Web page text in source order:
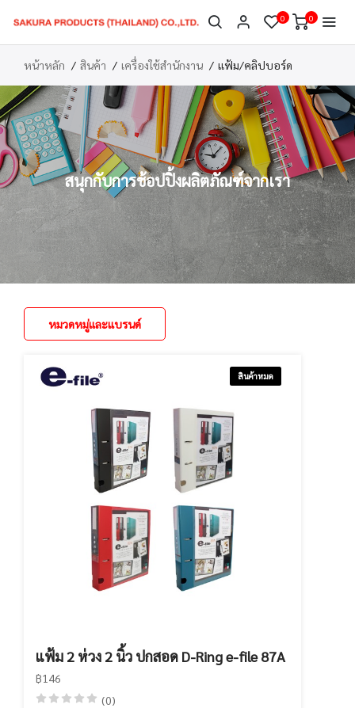
0 0
หน้าหลัก สินค้า เครื่องใช้สำนักงาน แฟ้ม/คลิปบอร์ด
สนุกกับการช้อปปิ้งผลิตภัณฑ์จากเรา
หมวดหมู่และแบรนด์
สินค้าหมด
แฟ้ม 2 ห่วง 2 นิ้ว ปกสอด D-Ring e-file 87A
฿146
(0)